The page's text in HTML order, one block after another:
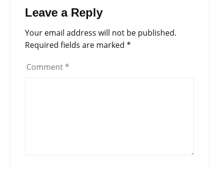
Leave a Reply
Your email address will not be published.
Required fields are marked *
Comment *